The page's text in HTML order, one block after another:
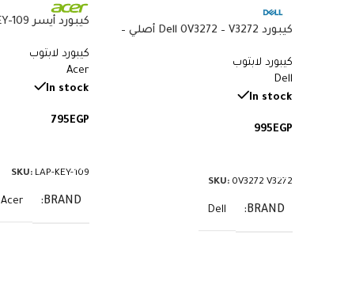
كيبورد Dell 0V3272 – V3272 أصلي –
QWERTY بإضاءة خلفية بالعربي
والإنجليزي
كيبورد لابتوب
Dell
In stock
995EGP
SKU: 0V3272 V3272
BRAND
Dell
كيبورد لابتوب
Acer
In stock
795EGP
SKU: LAP-KEY-109
BRAND
Acer